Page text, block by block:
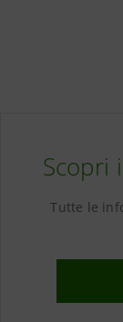
Scopri
Tutte le